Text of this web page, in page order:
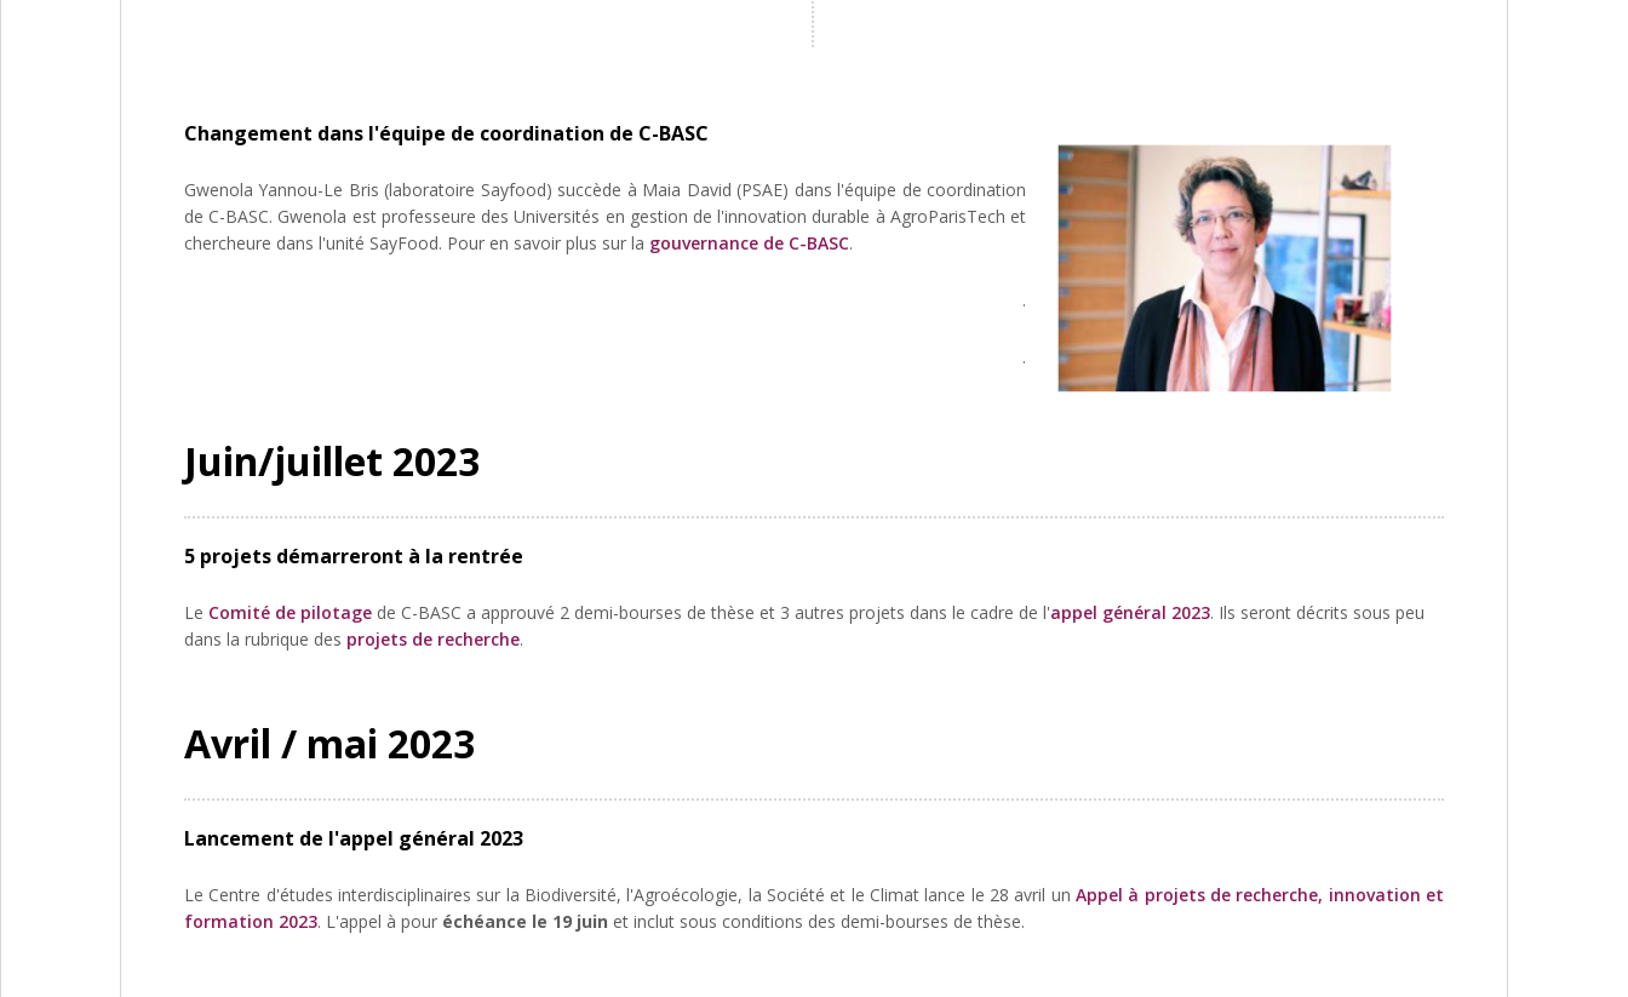
Changement dans l'équipe de coordination de C-BASC
Gwenola Yannou-Le Bris (laboratoire Sayfood) succède à Maia David (PSAE) dans l'équipe de coordination
de C-BASC. Gwenola est professeure des Universités en gestion de l'innovation durable à AgroParisTech et
chercheure dans l'unité SayFood. Pour en savoir plus sur la gouvernance de C-BASC.
.
.
Juin/juillet 2023
5 projets démarreront à la rentrée
Le Comité de pilotage de C-BASC a approuvé 2 demi-bourses de thèse et 3 autres projets dans le cadre de l'appel général 2023. Ils seront décrits sous peu
dans la rubrique des projets de recherche.
Avril / mai 2023
Lancement de l'appel général 2023
Le Centre d'études interdisciplinaires sur la Biodiversité, l'Agroécologie, la Société et le Climat lance le 28 avril un Appel à projets de recherche, innovation et
formation 2023. L'appel à pour échéance le 19 juin et inclut sous conditions des demi-bourses de thèse.